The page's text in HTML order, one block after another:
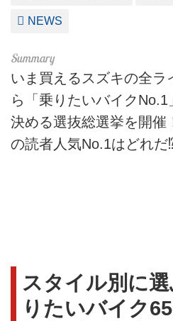
NEWS
いま買えるスズキの全ラ
ら「乗りたいバイク
決める選抜総選挙を開催
の読者人気No.1はどれだ
スタイル別に
りたいバイク